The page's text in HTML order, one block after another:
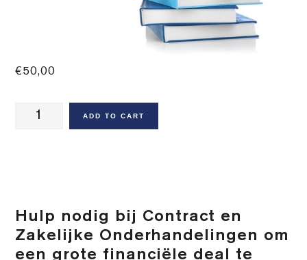
€50,00
Acht
over
Onderhandelingen
–
ADD TO CART
Hulp nodig bij Contract en
Zakelijke Onderhandelingen om
een grote financiële deal te